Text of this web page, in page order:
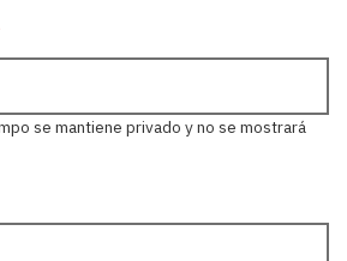
se mantiene privado y no se mostrará